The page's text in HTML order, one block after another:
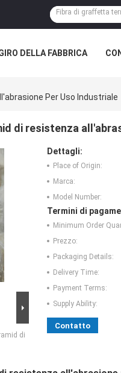
DELLA FABBRICA
Per Uso Industriale
di resistenza
di
Dettagli:
Place of Origin:
Marca:
Model Number:
Termini di
Minimum Order
Prezzo:
Packaging Details:
Delivery Time:
Payment Terms:
Supply Ability:
Contatto